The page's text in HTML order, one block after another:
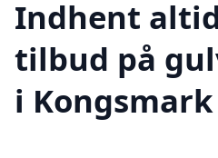
Indhent
tilbud på
i